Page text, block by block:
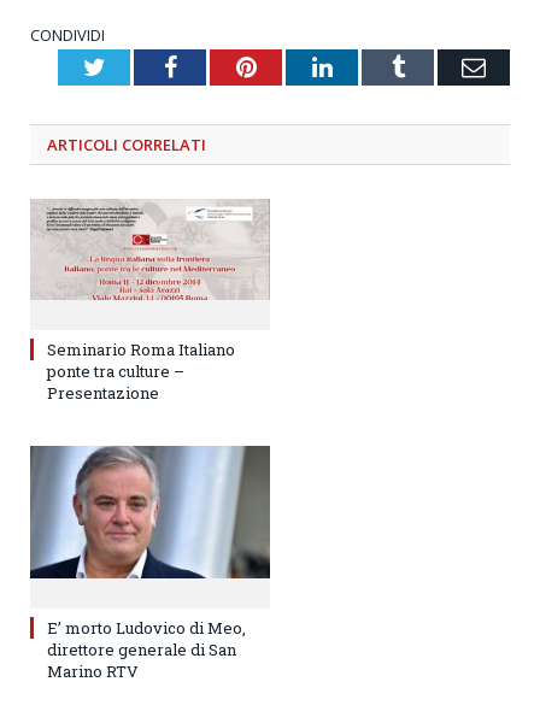
CONDIVIDI
TwitterFacebookPinterestLinkedInTumblr
ARTICOLI CORRELATI
Seminario Roma Italiano
ponte tra culture –
Presentazione
E’ morto Ludovico di Meo,
direttore generale di San
Marino RTV